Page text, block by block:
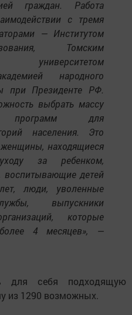
граждан. Работа
с тремя
— Институтом
Томским
университетом
народного
при Президенте РФ.
выбрать массу
программ для
населения. Это
находящиеся
за ребенком,
детей
люди, уволенные
выпускники
которые
4 месяцев», —
для себя подходящую
из 1290 возможных.